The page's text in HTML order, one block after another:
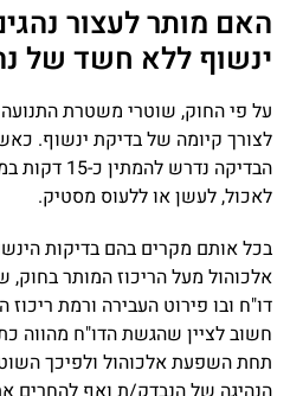
האם מותר לעצור
ינשוף ללא חשד של
על פי החוק, שוטרי משטרת
לצורך קיומה של בדיקת ינשוף.
הבדיקה נדרש
לאכול, לעשן או ללעוס מסטיק.
בכל אותם מקרים בהם בדיקות
אלכוהול מעל הריכוז המותר
דו"ח ובו פירוט העבירה ורמת
חשוב לציין שהגשת הדו"ח מהווה
תחת השפעת אלכוהול ולפיכך